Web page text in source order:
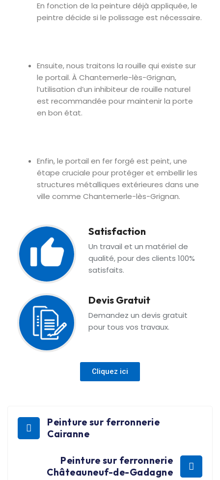
En fonction de la peinture déjà appliquée, le
peintre décide si le polissage est nécessaire.
Ensuite, nous traitons la rouille qui existe sur
le portail. À Chantemerle-lès-Grignan,
l’utilisation d’un inhibiteur de rouille naturel
est recommandée pour maintenir la porte
en bon état.
Enfin, le portail en fer forgé est peint, une
étape cruciale pour protéger et embellir les
structures métalliques extérieures dans une
ville comme Chantemerle-lès-Grignan.
Satisfaction
Un travail et un matériel de
qualité, pour des clients 100%
satisfaits.
Devis Gratuit
Demandez un devis gratuit
pour tous vos travaux.
Cliquez ici
Peinture sur ferronnerie
Cairanne
Peinture sur ferronnerie
Châteauneuf-de-Gadagne